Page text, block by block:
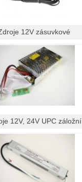
12V zásuvkové
12V, 24V UPC záložní